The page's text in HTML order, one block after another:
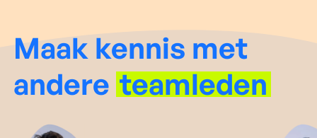
Maak kennis met
andereteamleden